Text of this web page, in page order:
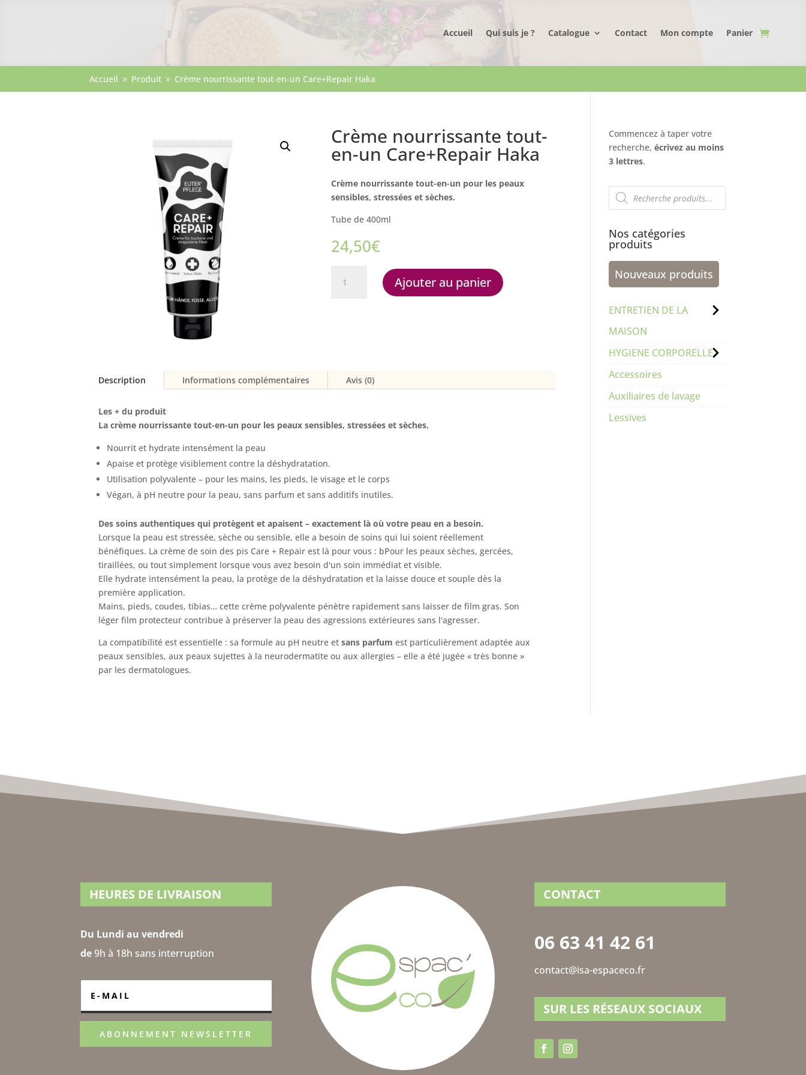
Accueil Qui suis je ? Catalogue Contact Mon compte Panier
Accueil 9 Produit 9 Crème nourrissante tout-en-un Care+Repair Haka
Crème nourrissante tout-
en-un Care+Repair Haka
Crème nourrissante tout-en-un pour les peaux
sensibles, stressées et sèches.
Tube de 400ml
24,50€
Haka
Ajouter au panier
Description Informations complémentaires Avis (0)
Les + du produit
La crème nourrissante tout-en-un pour les peaux sensibles, stressées et sèches.
Nourrit et hydrate intensément la peau
Apaise et protège visiblement contre la déshydratation.
Utilisation polyvalente – pour les mains, les pieds, le visage et le corps
Végan, à pH neutre pour la peau, sans parfum et sans additifs inutiles.
Des soins authentiques qui protègent et apaisent – exactement là où votre peau en a besoin.
Lorsque la peau est stressée, sèche ou sensible, elle a besoin de soins qui lui soient réellement
bénéfiques. La crème de soin des pis Care + Repair est là pour vous : bPour les peaux sèches, gercées,
tiraillées, ou tout simplement lorsque vous avez besoin d'un soin immédiat et visible.
Elle hydrate intensément la peau, la protège de la déshydratation et la laisse douce et souple dès la
première application.
Mains, pieds, coudes, tibias… cette crème polyvalente pénètre rapidement sans laisser de film gras. Son
léger film protecteur contribue à préserver la peau des agressions extérieures sans l'agresser.
La compatibilité est essentielle : sa formule au pH neutre etsans parfum est particulièrement adaptée aux
peaux sensibles, aux peaux sujettes à la neurodermatite ou aux allergies – elle a été jugée « très bonne »
par les dermatologues.
Commencez à taper votre
recherche,écrivez au moins
3 lettres.
Recherche
de
produits
Nos catégories
produits
Nouveaux produits
ENTRETIEN DE LA
MAISON
HYGIENE CORPORELLE
Accessoires
Auxiliaires de lavage
Lessives
HEURES DE LIVRAISON
Du Lundi au vendredi
de9h à 18h sans interruption
ABONNEMENT NEWSLETTER
CONTACT
06 63 41 42 61
contact@isa-espaceco.fr
SUR LES RÉSEAUX SOCIAUX